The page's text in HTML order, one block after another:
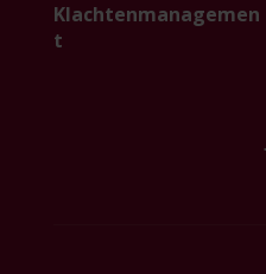
Klachtenmanagemen
t